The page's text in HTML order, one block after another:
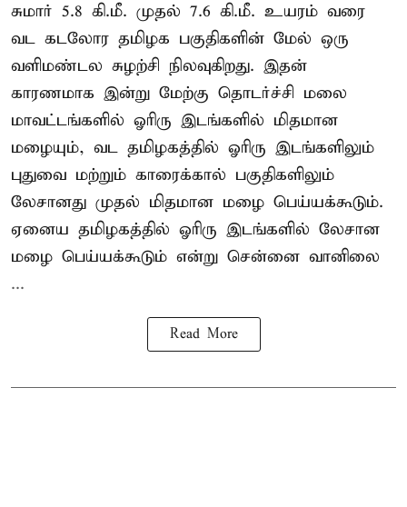
சுமார் 5.8 கி.மீ. முதல் 7.6 கி.மீ. உயரம் வரை
வட கடலோர தமிழக பகுதிகளின் மேல் ஒரு
வளிமண்டல சுழற்சி நிலவுகிறது. இதன்
காரணமாக இன்று மேற்கு தொடர்ச்சி மலை
மாவட்டங்களில் ஓரிரு இடங்களில் மிதமான
மழையும், வட தமிழகத்தில் ஓரிரு இடங்களிலும்
புதுவை மற்றும் காரைக்கால் பகுதிகளிலும்
லேசானது முதல் மிதமான மழை பெய்யக்கூடும்.
ஏனைய தமிழகத்தில் ஓரிரு இடங்களில் லேசான
மழை பெய்யக்கூடும் என்று சென்னை வானிலை
...
Read More